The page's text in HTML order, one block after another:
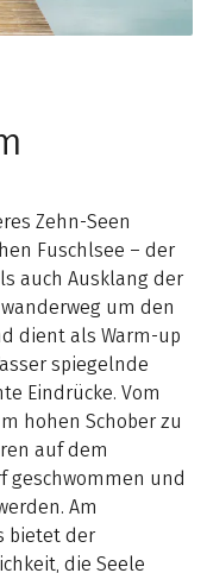
Zehn-Seen
Fuschlsee – der
auch Ausklang der
um den
dient als Warm-up
spiegelnde
Eindrücke. Vom
hohen Schober zu
auf dem
geschwommen und
Am
bietet der
die Seele